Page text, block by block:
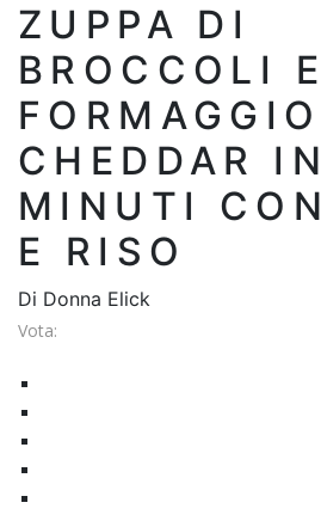
ZUPPA DI
BROCCOLI E
FORMAGGIO
CHEDDAR
MINUTI
E RISO
Di Donna Elick
Vota: